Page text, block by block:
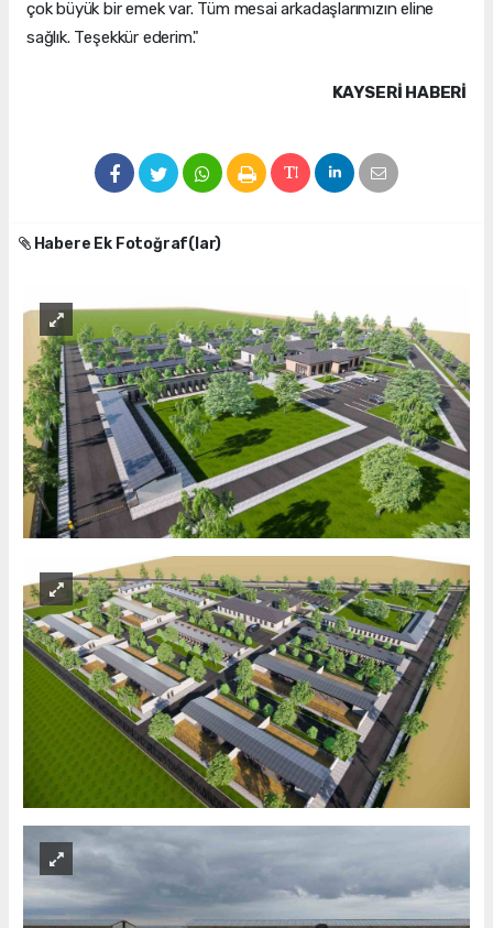
çok büyük bir emek var. Tüm mesai arkadaşlarımızın eline
sağlık. Teşekkür ederim."
KAYSERI HABERİ
Habere Ek Fotoğraf(lar)